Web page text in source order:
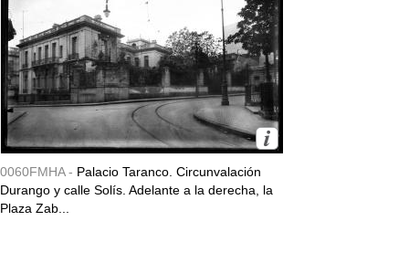
0060FMHA - Palacio Taranco. Circunvalación
Durango y calle Solís. Adelante a la derecha, la
Plaza Zab...